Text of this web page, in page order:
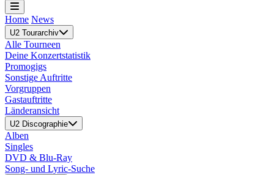
Home News
U2 Tourarchiv
Alle Tourneen
Deine Konzertstatistik
Promogigs
Sonstige Auftritte
Vorgruppen
Gastauftritte
Länderansicht
U2 Discographie
Alben
Singles
DVD & Blu-Ray
Song- und Lyric-Suche